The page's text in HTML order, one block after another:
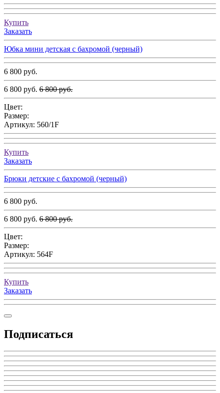
Купить
Заказать
Юбка мини детская с бахромой (черный)
6 800 руб.
6 800 руб. 6 800 руб.
Цвет:
Размер:
Артикул: 560/1F
Купить
Заказать
Брюки детские с бахромой (черный)
6 800 руб.
6 800 руб. 6 800 руб.
Цвет:
Размер:
Артикул: 564F
Купить
Заказать
Подписаться